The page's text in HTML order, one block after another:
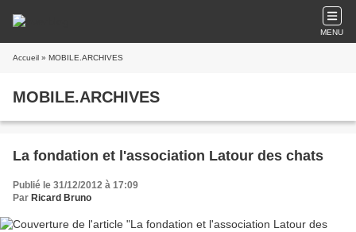
MENU
Accueil » MOBILE.ARCHIVES
MOBILE.ARCHIVES
La fondation et l'association Latour des chats
Publié le 31/12/2012 à 17:09
Par Ricard Bruno